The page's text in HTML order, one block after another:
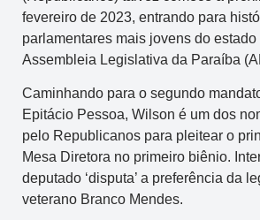
fevereiro de 2023, entrando para
parlamentares mais jovens do estado
Assembleia Legislativa da Paraíba
Caminhando para o segundo
Epitácio Pessoa, Wilson é um dos
pelo Republicanos para pleitear o
Mesa Diretora no primeiro biênio.
deputado ‘disputa’ a preferência da
veterano Branco Mendes.